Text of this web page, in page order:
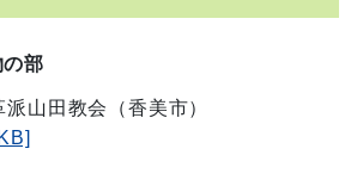
部
山田教会（香美市）